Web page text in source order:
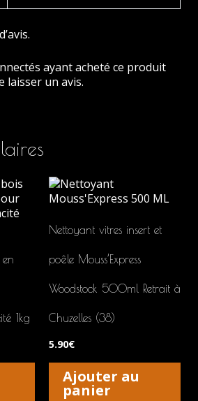
ayant acheté ce produit
laisser un avis.
1kg
Nettoyant vitres insert et
poêle Mouss’Express
Woodstock 500ml Retrait à
Chuzelles (38)
5.90€
Ajouter au
panier